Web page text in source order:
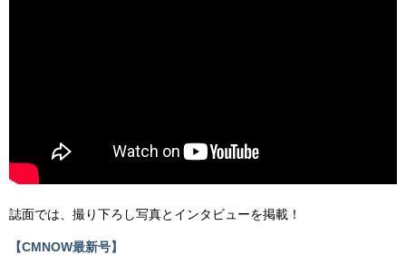
誌面では、撮り下ろし写真とインタビューを掲載！
【CMNOW最新号】